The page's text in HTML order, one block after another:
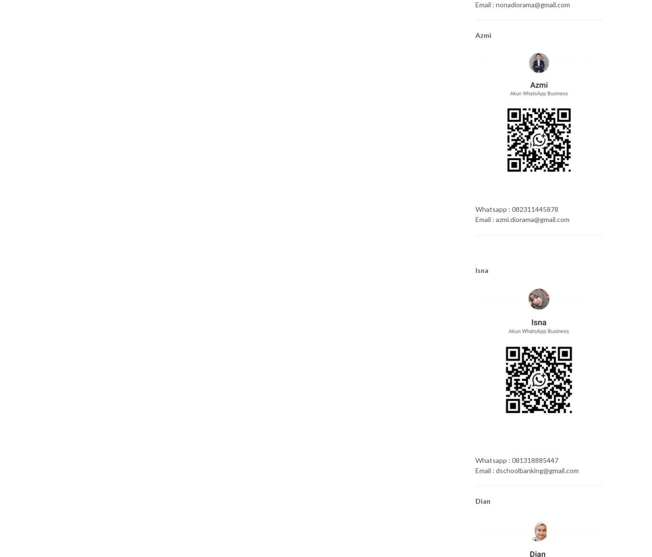
Email : nonadiorama@gmail.com
Azmi
Whatsapp : 082311445878
Email : azmi.diorama@gmail.com
Isna
Whatsapp : 081318885447
Email : dschoolbanking@gmail.com
Dian